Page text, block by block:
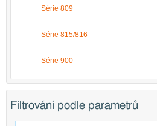
Série 809
Série 815/816
Série 900
Filtrování podle parametrů